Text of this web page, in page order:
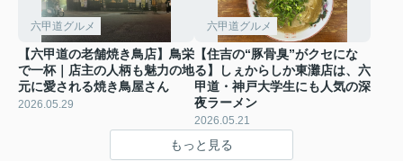
六甲道グルメ
【六甲道の老舗焼き鳥店】鳥栄
で一杯｜店主の人柄も魅力の地
元に愛される焼き鳥屋さん
2026.05.29
六甲道グルメ
【住吉の“豚骨臭”がクセにな
る】しぇからしか東灘店は、六
甲道・神戸大学生にも人気の深
夜ラーメン
2026.05.21
もっと見る